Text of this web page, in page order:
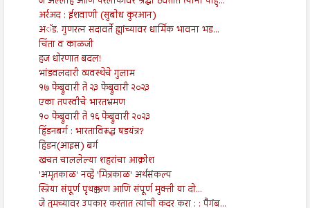
अर्रअद : ईशवाणी (सुबोध कुरआन)
अॅड. गुणरत्न सदावर्ते ह्यांच्यावर धार्मिक भावना भड...
चिंता व काळजी
हज धोरणात बदल!
भांडवलदारी व्यवस्थेचे गुलाम
१७ फेब्रुवारी ते २३ फेब्रुवारी २०२३
एका तपस्वीचे भारतभ्रमण
१० फेब्रुवारी ते १६ फेब्रुवारी २०२३
हिंडनबर्ग : भारताविरूद्ध षडयंत्र?
हिडन(आइस) बर्ग
खचत चाललेल्या शहरांचा आक्रोश
'अमृतकाळ' नव्हे 'मित्रकाळ' अर्थसंकल्प
स्त्रिया संपूर्ण पृथक्करण आणि संपूर्ण मुक्ती या दो...
जे तुमच्यावर उपकार करतात त्यांची कदर करा : : पैगंब...